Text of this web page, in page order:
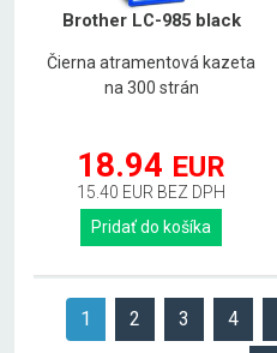
Brother LC-985 black
Čierna atramentová kazeta
na 300 strán
18.94 EUR
15.40 EUR BEZ DPH
Pridať do košíka
1 2 3 4